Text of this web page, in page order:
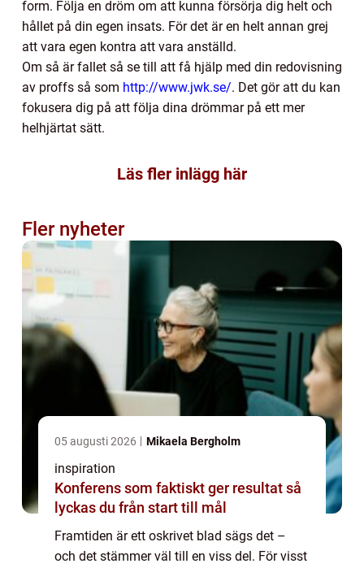
form. Följa en dröm om att kunna försörja dig helt och
hållet på din egen insats. För det är en helt annan grej
att vara egen kontra att vara anställd.
Om så är fallet så se till att få hjälp med din redovisning
av proffs så som http://www.jwk.se/. Det gör att du kan
fokusera dig på att följa dina drömmar på ett mer
helhjärtat sätt.
Läs fler inlägg här
Fler nyheter
05 augusti 2026 Mikaela Bergholm
inspiration
Konferens som faktiskt ger resultat så
lyckas du från start till mål
Framtiden är ett oskrivet blad sägs det –
och det stämmer väl till en viss del. För visst